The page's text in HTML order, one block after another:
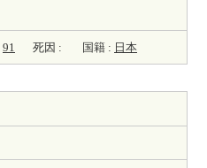
91 死因 : 国籍 : 日本